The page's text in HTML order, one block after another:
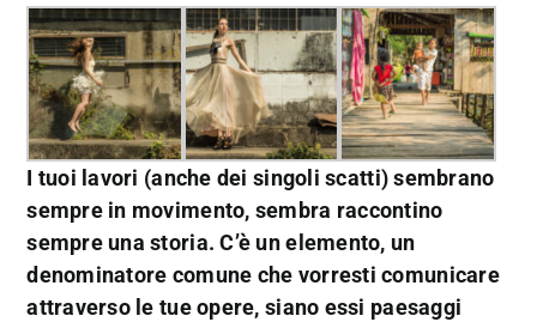
I tuoi lavori (anche dei singoli scatti) sembrano
sempre in movimento, sembra raccontino
sempre una storia. C’è un elemento, un
denominatore comune che vorresti comunicare
attraverso le tue opere, siano essi paesaggi